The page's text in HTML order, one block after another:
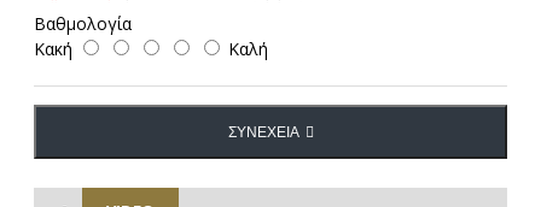
Βαθμολογία
Κακή
Καλή
ΣΥΝΈΧΕΙΑ